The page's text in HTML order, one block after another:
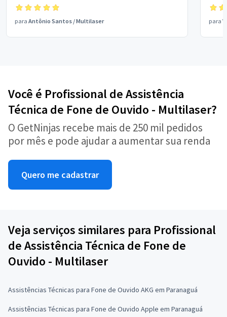
para Antônio Santos /Multilaser para
Você é Profissional de Assistência
Técnica de Fone de Ouvido - Multilaser?
O GetNinjas recebe mais de 250 mil pedidos
por mês e pode ajudar a aumentar sua renda
Quero me cadastrar
Veja serviços similares para Profissional
de Assistência Técnica de Fone de
Ouvido - Multilaser
Assistências Técnicas para Fone de Ouvido AKG em Paranaguá
Assistências Técnicas para Fone de Ouvido Apple em Paranaguá